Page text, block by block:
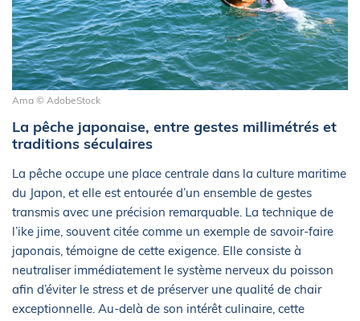
Ama © AdobeStock
La pêche japonaise, entre gestes millimétrés et
traditions séculaires
La pêche occupe une place centrale dans la culture maritime
du Japon, et elle est entourée d’un ensemble de gestes
transmis avec une précision remarquable. La technique de
l’ike jime, souvent citée comme un exemple de savoir-faire
japonais, témoigne de cette exigence. Elle consiste à
neutraliser immédiatement le système nerveux du poisson
afin d’éviter le stress et de préserver une qualité de chair
exceptionnelle. Au-delà de son intérêt culinaire, cette